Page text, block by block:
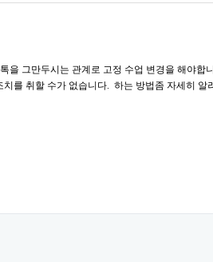
을 그만두시는 관계로 고정 수업 변경을 해야합
치를 취할 수가 없습니다. 하는 방법좀 자세히 알